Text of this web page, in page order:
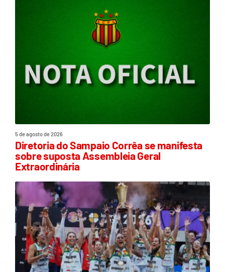
5 de agosto de 2026
Diretoria do Sampaio Corrêa se manifesta
sobre suposta Assembleia Geral
Extraordinária